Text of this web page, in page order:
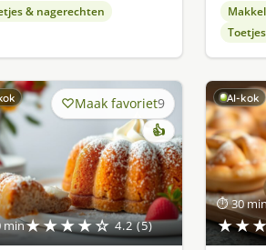
& nagerechten
★★★★☆ 4.2 (5)
Maak favoriet9
👍
AI-kok
⏱ 30